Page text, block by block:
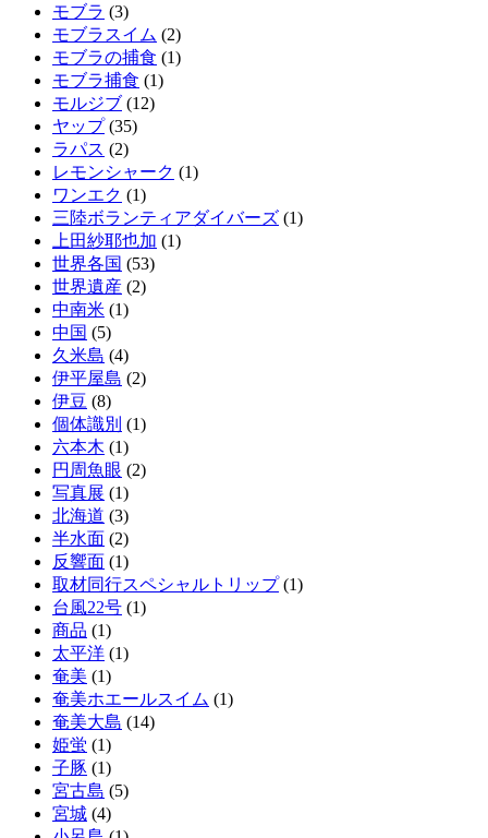
モブラ (3)
モブラスイム (2)
モブラの捕食 (1)
モブラ捕食 (1)
モルジブ (12)
ヤップ(35)
ラパス (2)
レモンシャーク (1)
ワンエク (1)
三陸ボランティアダイバーズ (1)
上田紗耶也加 (1)
世界各国 (53)
世界遺産 (2)
中南米 (1)
中国 (5)
久米島 (4)
伊平屋島 (2)
伊豆 (8)
個体識別 (1)
六本木 (1)
円周魚眼 (2)
写真展 (1)
北海道 (3)
半水面 (2)
反響面 (1)
取材同行スペシャルトリップ(1)
台風22号 (1)
商品 (1)
太平洋 (1)
奄美 (1)
奄美ホエールスイム (1)
奄美大島 (14)
姫蛍 (1)
子豚 (1)
宮古島 (5)
宮城 (4)